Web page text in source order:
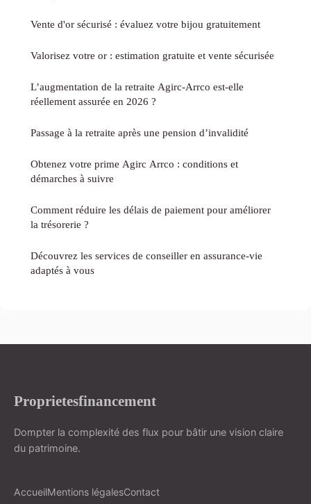
Vente d'or sécurisé : évaluez votre bijou gratuitement
Valorisez votre or : estimation gratuite et vente sécurisée
L’augmentation de la retraite Agirc-Arrco est-elle
réellement assurée en 2026 ?
Passage à la retraite après une pension d’invalidité
Obtenez votre prime Agirc Arrco : conditions et
démarches à suivre
Comment réduire les délais de paiement pour améliorer
la trésorerie ?
Découvrez les services de conseiller en assurance-vie
adaptés à vous
Proprietesfinancement
Dompter la complexité des flux pour bâtir une vision claire
du patrimoine.
AccueilMentions légalesContact